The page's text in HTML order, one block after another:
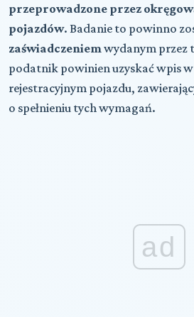
przeprowadzone przez
pojazdów. Badanie to powinno
zaświadczeniem wydanym przez
podatnik powinien uzyskać wpis
rejestracyjnym pojazdu,
o spełnieniu tych wymagań.
ad